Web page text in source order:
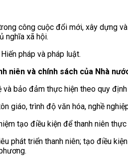
công cuộc đổi mới, xây dựng
nghĩa xã hội.
pháp và pháp luật.
niên và chính sách của Nhà
bảo đảm thực hiện theo quy
giáo, trình độ văn hóa, nghề
tạo điều kiện để thanh niên
phát triển thanh niên; tạo điều